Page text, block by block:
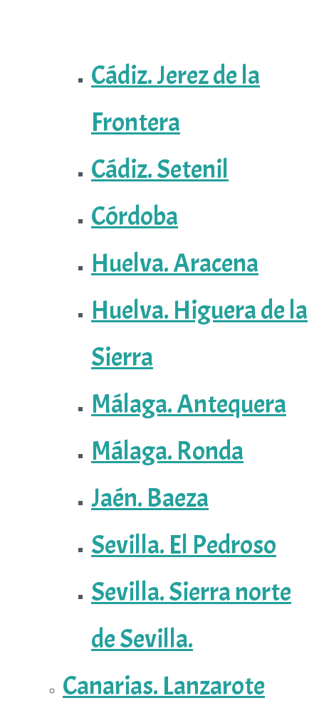
Cádiz. Jerez de la
Frontera
Cádiz. Setenil
Córdoba
Huelva. Aracena
Huelva. Higuera de la
Sierra
Málaga. Antequera
Málaga. Ronda
Jaén. Baeza
Sevilla. El Pedroso
Sevilla. Sierra norte
de Sevilla.
Canarias. Lanzarote